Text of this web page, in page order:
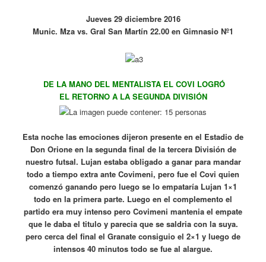
Jueves 29 diciembre 2016
Munic. Mza vs. Gral San Martín 22.00 en Gimnasio Nº1
DE LA MANO DEL MENTALISTA EL COVI LOGRÓ
EL RETORNO A LA SEGUNDA DIVISIÓN
Esta noche las emociones dijeron presente en el Estadio de
Don Orione en la segunda final de la tercera División de
nuestro futsal. Lujan estaba obligado a ganar para mandar
todo a tiempo extra ante Covimeni, pero fue el Covi quien
comenzó ganando pero luego se lo empataría Lujan 1×1
todo en la primera parte. Luego en el complemento el
partido era muy intenso pero Covimeni mantenia el empate
que le daba el titulo y parecia que se saldria con la suya.
pero cerca del final el Granate consiguio el 2×1 y luego de
intensos 40 minutos todo se fue al alargue.